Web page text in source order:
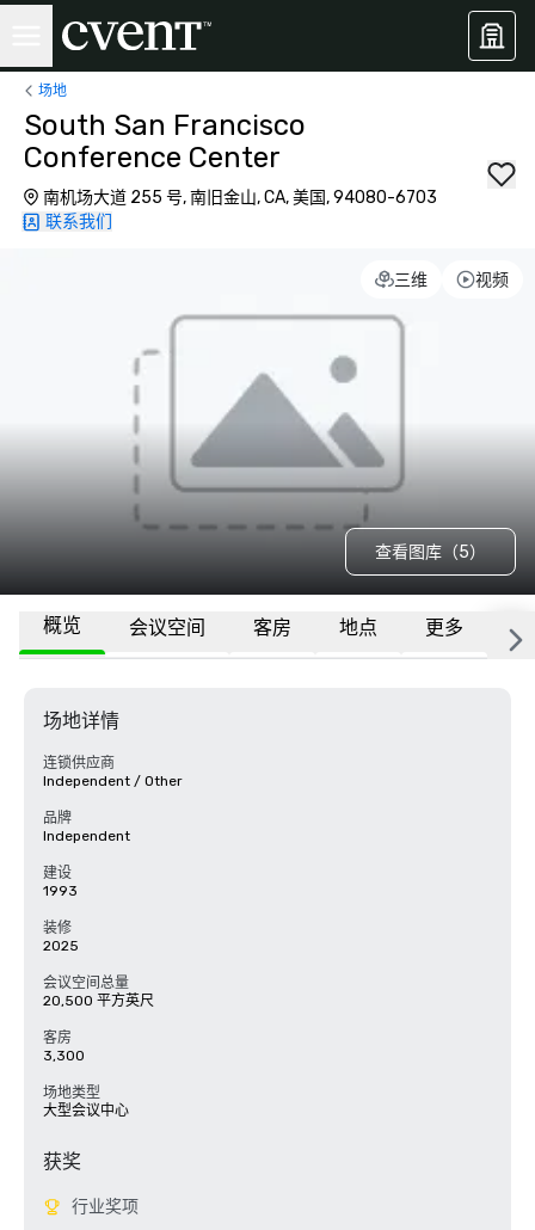
场地
South San Francisco
Conference Center
南机场大道 255 号, 南旧金山, CA, 美国, 94080-6703
联系我们
三维 视频
查看图库（5）
概览 会议空间 客房 地点 更多 常
场地详情
连锁供应商
Independent / Other
品牌
Independent
建设
1993
装修
2025
会议空间总量
20,500 平方英尺
客房
3,300
场地类型
大型会议中心
获奖
行业奖项